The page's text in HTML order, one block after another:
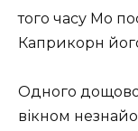
того часу Мо
Каприкорн
Одного
вікном